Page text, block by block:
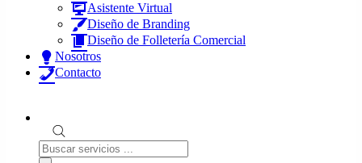
Asistente Virtual
Diseño de Branding
Diseño de Folletería Comercial
Nosotros
Contacto
Búsqueda